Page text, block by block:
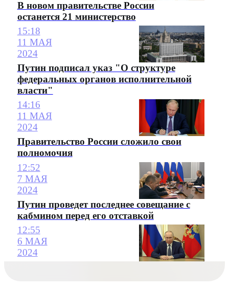
В новом правительстве России
останется 21 министерство
15:18
11 МАЯ
2024
Путин подписал указ "О структуре
федеральных органов исполнительной
власти"
14:16
11 МАЯ
2024
Правительство России сложило свои
полномочия
12:52
7 МАЯ
2024
Путин проведет последнее совещание с
кабмином перед его отставкой
12:55
6 МАЯ
2024